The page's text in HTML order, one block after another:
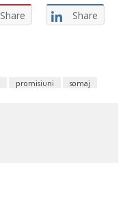
Share Share
promisiuni somaj